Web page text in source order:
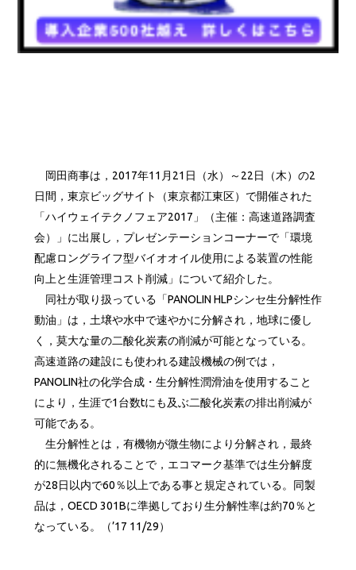
岡田商事は，2017年11月21日（水）～22日（木）の2
日間，東京ビッグサイト（東京都江東区）で開催された
「ハイウェイテクノフェア2017」（主催：高速道路調査
会）」に出展し，プレゼンテーションコーナーで「環境
配慮ロングライフ型バイオオイル使用による装置の性能
向上と生涯管理コスト削減」について紹介した。
同社が取り扱っている「PANOLIN HLPシンセ生分解性作
動油」は，土壌や水中で速やかに分解され，地球に優し
く，莫大な量の二酸化炭素の削減が可能となっている。
高速道路の建設にも使われる建設機械の例では，
PANOLIN社の化学合成・生分解性潤滑油を使用すること
により，生涯で1台数tにも及ぶ二酸化炭素の排出削減が
可能である。
生分解性とは，有機物が微生物により分解され，最終
的に無機化されることで，エコマーク基準では生分解度
が28日以内で60％以上である事と規定されている。同製
品は，OECD 301Bに準拠しており生分解性率は約70％と
なっている。（’17 11/29）